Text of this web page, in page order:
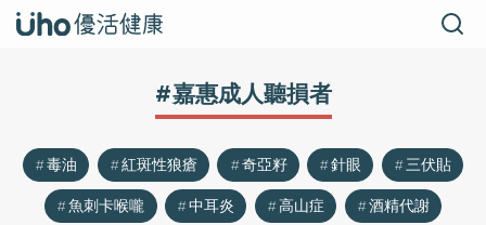
#嘉惠成人聽損者
毒油 紅斑性狼瘡 奇亞籽 針眼
三伏貼
魚刺卡喉嚨
中耳炎 高山症
酒精代謝